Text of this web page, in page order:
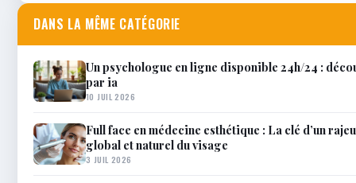
DANS LA MÊME CATÉGORIE
Un psychologue en ligne disponible 24h/24 :
par ia
10 JUIL 2026
Full face en médecine esthétique : La clé d’un
global et naturel du visage
3 JUIL 2026